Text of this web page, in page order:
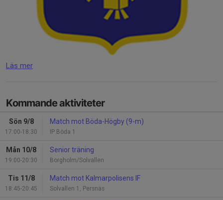
Läs mer
Kommande aktiviteter
Sön 9/8
17:00-18:30
Match mot Böda-Högby (9-m)
IP Böda 1
Mån 10/8
19:00-20:30
Senior träning
Borgholm/Solvallen
Tis 11/8
18:45-20:45
Match mot Kalmarpolisens IF
Solvallen 1, Persnäs